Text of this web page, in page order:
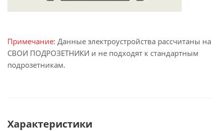
Примечание: Данные электроустройства рассчитаны на
СВОИ ПОДРОЗЕТНИКИ и не подходят к стандартным
подрозетникам.
Характеристики